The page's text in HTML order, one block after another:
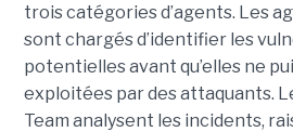
trois catégories d’agents. Les
sont chargés d’identifier les
potentielles avant qu’elles ne
exploitées par des attaquants.
Team analysent les incidents,